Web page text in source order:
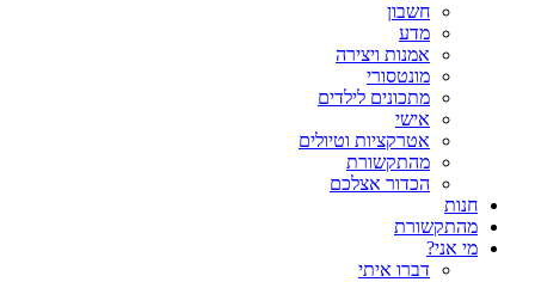
חשבון
מדע
אמנות ויצירה
מונטסורי
מתכונים לילדים
אישי
אטרקציות וטיולים
מהתקשורת
הכדור אצלכם
חנות
מהתקשורת
מי אני?
דברו איתי